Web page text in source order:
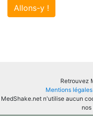
Allons-y !
Retrouvez
Mentions légales
MedShake.net n'utilise aucun